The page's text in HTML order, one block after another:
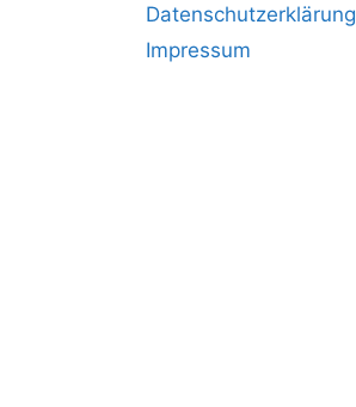
Datenschutzerklärung
Impressum